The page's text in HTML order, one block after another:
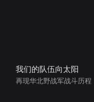
我们的队伍向太阳
再现华北野战军战斗历程